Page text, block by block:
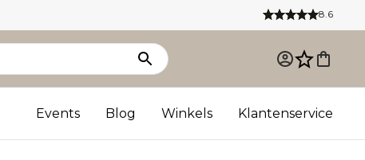
8.6
Events Blog Winkels Klantenservice